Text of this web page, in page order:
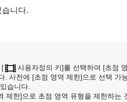
니다.
[ 사용자정의 키]를 선택하여 [초점
. 사전에 [초점 영역 제한]으로 선택 가
습니다.
제한]으로 초점 영역 유형을 제한하는